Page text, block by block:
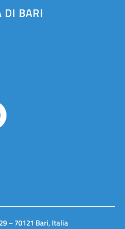
DI BARI
– 70121 Bari, Italia